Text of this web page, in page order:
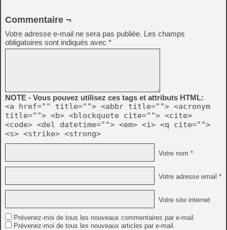
Commentaire ¬
Votre adresse e-mail ne sera pas publiée. Les champs
obligatoires sont indiqués avec *
NOTE - Vous pouvez utilisez ces tags et attributs HTML:
<a href="" title=""> <abbr title=""> <acronym
title=""> <b> <blockquote cite=""> <cite>
<code> <del datetime=""> <em> <i> <q cite="">
<s> <strike> <strong>
Votre nom *
Votre adresse email *
Votre site internet
Prévenez-moi de tous les nouveaux commentaires par e-mail.
Prévenez-moi de tous les nouveaux articles par e-mail.